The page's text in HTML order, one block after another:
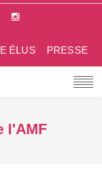
PRESSE
ÉLUS
l'AMF